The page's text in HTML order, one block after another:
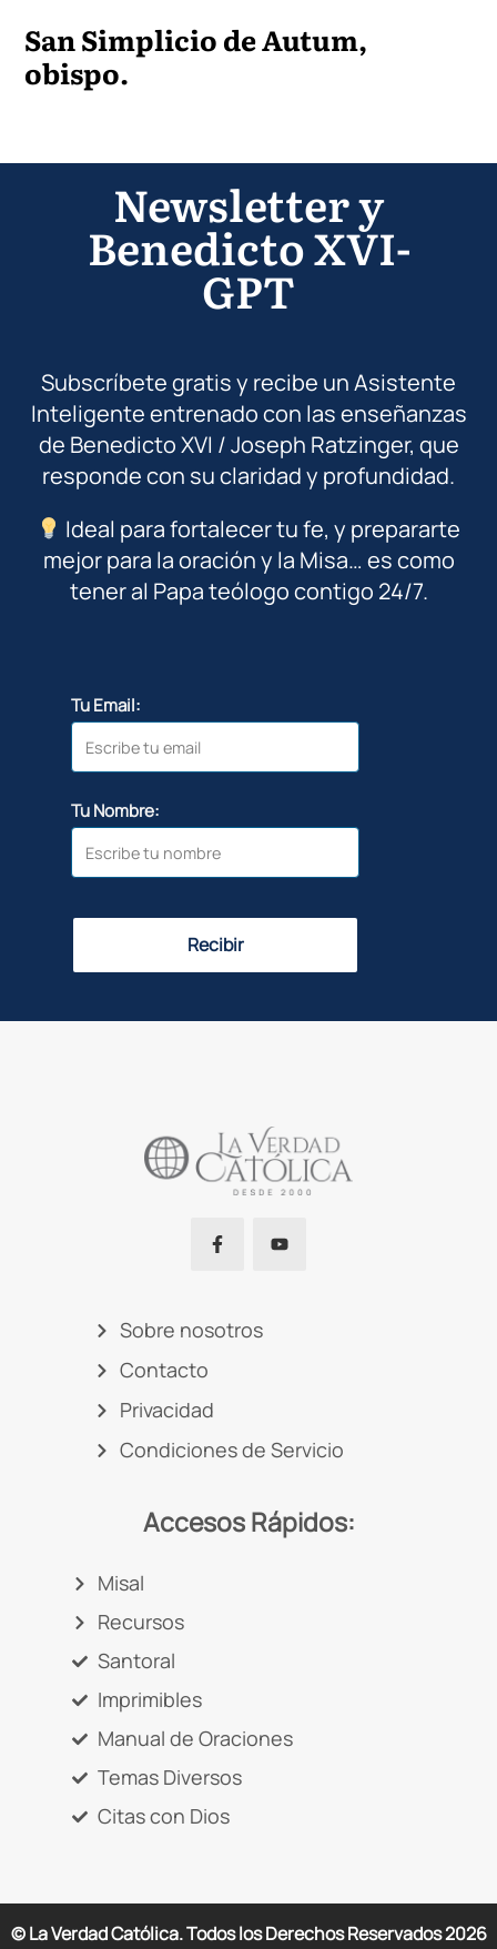
San Simplicio de Autum,
obispo.
Newsletter y
Benedicto XVI-
GPT
Subscríbete gratis y recibe un Asistente
Inteligente entrenado con las enseñanzas
de Benedicto XVI / Joseph Ratzinger, que
responde con su claridad y profundidad.
Ideal para fortalecer tu fe, y prepararte
mejor para la oración y la Misa… es como
tener al Papa teólogo contigo 24/7.
Tu Email:
Tu Nombre:
Recibir
Sobre nosotros
Contacto
Privacidad
Condiciones de Servicio
Accesos Rápidos:
Misal
Recursos
Santoral
Imprimibles
Manual de Oraciones
Temas Diversos
Citas con Dios
© La Verdad Católica. Todos los Derechos Reservados2026